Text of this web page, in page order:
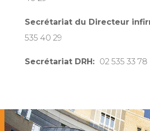
Secrétariat du Directeur
535 40 29
Secrétariat DRH: 02 535 33 78